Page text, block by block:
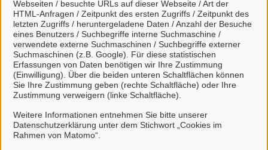
Webseiten / besuchte URLs auf dieser Webseite / Art der
HTML-Anfragen / Zeitpunkt des ersten Zugriffs / Zeitpunkt des
letzten Zugriffs / heruntergeladene Daten / Anzahl der Besuche
eines Benutzers / Suchbegriffe interne Suchmaschine /
verwendete externe Suchmaschinen / Suchbegriffe externer
Suchmaschinen (z.B. Google). Für diese statistischen
Erfassungen von Daten benötigen wir Ihre Zustimmung
(Einwilligung). Über die beiden unteren Schaltflächen können
Sie Ihre Zustimmung geben (rechte Schaltfläche) oder Ihre
Zustimmung verweigern (linke Schaltfläche).
Weitere Informationen entnehmen Sie bitte unserer
Datenschutzerklärung unter dem Stichwort „Cookies im
Rahmen von Matomo“.
Mit einem Klick auf "Anmelden mit Mein
Unternehmenskonto" haben Sie die
Datenschutzbestimmungenzur Kenntnis
genommen und willigen der Übermittlung ihrer
Daten aus Mein Unternehmenskonto an das
Bürgerportal Rhauderfehn ein.
So funktioniert´s: